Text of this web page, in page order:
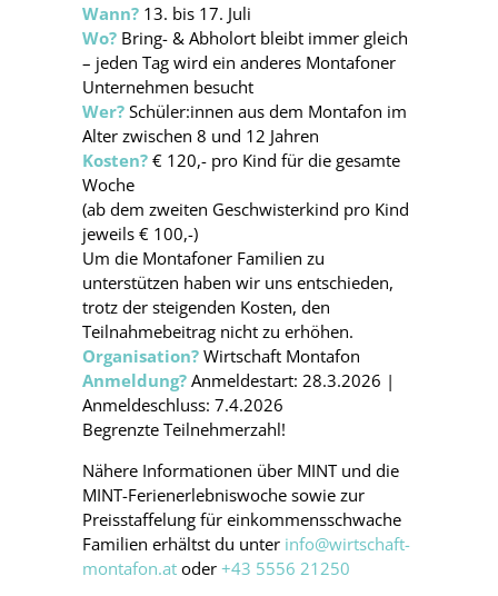
Wann? 13. bis 17. Juli
Wo? Bring- & Abholort bleibt immer gleich
– jeden Tag wird ein anderes Montafoner
Unternehmen besucht
Wer? Schüler:innen aus dem Montafon im
Alter zwischen 8 und 12 Jahren
Kosten? € 120,- pro Kind für die gesamte
Woche
(ab dem zweiten Geschwisterkind pro Kind
jeweils € 100,-)
Um die Montafoner Familien zu
unterstützen haben wir uns entschieden,
trotz der steigenden Kosten, den
Teilnahmebeitrag nicht zu erhöhen.
Organisation? Wirtschaft Montafon
Anmeldung? Anmeldestart: 28.3.2026 |
Anmeldeschluss: 7.4.2026
Begrenzte Teilnehmerzahl!
Nähere Informationen über MINT und die
MINT-Ferienerlebniswoche sowie zur
Preisstaffelung für einkommensschwache
Familien erhältst du unter info@wirtschaft-
montafon.at oder +43 5556 21250